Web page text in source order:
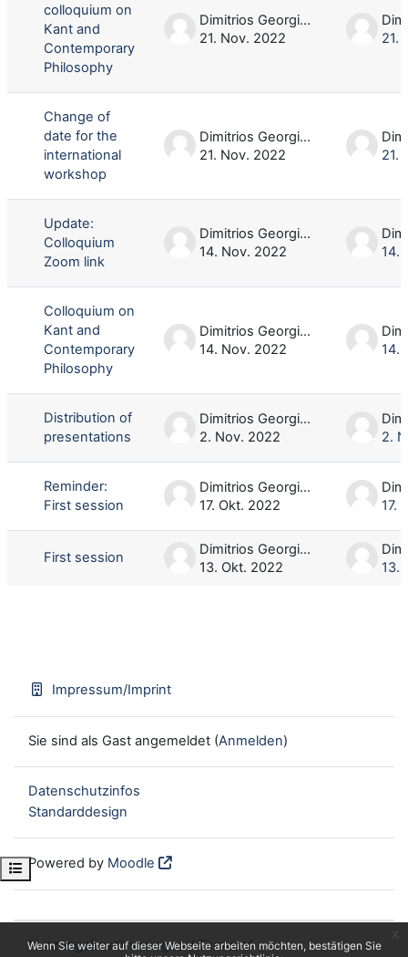
Wenn Sie weiter auf dieser Webseite arbeiten möchten, bestätigen Sie
Kursindex öffnen
colloquium on
Kant and
Contemporary
Philosophy
Dimitrios Georgios Oikonomou
21. Nov. 2022
21.
Change of
date for the
international
workshop
Dimitrios Georgios Oikonomou
21. Nov. 2022
21.
Update:
Colloquium
Zoom link
Dimitrios Georgios Oikonomou
14. Nov. 2022
14.
Colloquium on
Kant and
Contemporary
Philosophy
Dimitrios Georgios Oikonomou
14. Nov. 2022
14.
Distribution of
presentations
Dimitrios Georgios Oikonomou
2. Nov. 2022
2.
Reminder:
First session
Dimitrios Georgios Oikonomou
17. Okt. 2022
17.
First session
Dimitrios Georgios Oikonomou
13. Okt. 2022
13.
Impressum/Imprint
Sie sind als Gast angemeldet (Anmelden)
Datenschutzinfos
Standarddesign
Powered by Moodle
Nutzungsbestimmungen / Terms of